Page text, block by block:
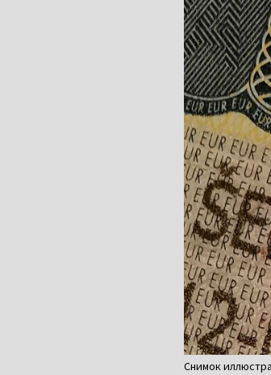
Снимок